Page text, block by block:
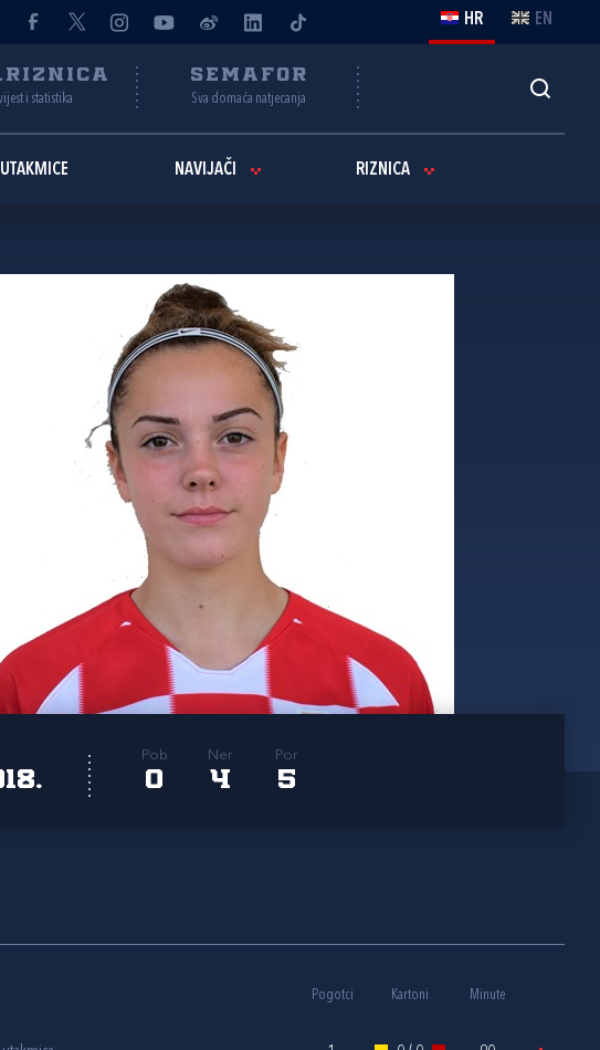
HR EN
i statistika
SEMAFOR
Sva domaća natjecanja
UTAKMICE NAVIJAČI RIZNICA
Pob
0
Ner
4
Por
5
Pogotci Kartoni Minute